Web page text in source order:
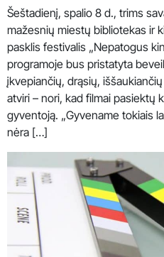
Šeštadienį, spalio 8 d., trims
mažesnių miestų bibliotekas ir
pasklis festivalis „Nepatogus
programoje bus pristatyta
įkvepiančių, drąsių,
atviri – nori, kad filmai pasiektų
gyventoją. „Gyvename tokiais
nėra […]